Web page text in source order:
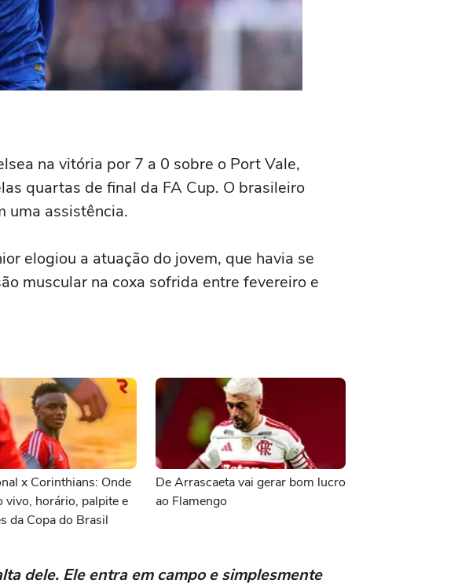
na vitória por 7 a 0 sobre o Port Vale,
quartas de final da FA Cup. O brasileiro
uma assistência.
elogiou a atuação do jovem, que havia se
muscular na coxa sofrida entre fevereiro e
x Corinthians: Onde
vivo, horário, palpite e
da Copa do Brasil
De Arrascaeta vai gerar bom lucro
ao Flamengo
dele. Ele entra em campo e simplesmente